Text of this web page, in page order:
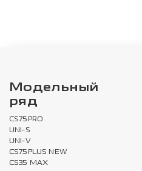
Модельный
ряд
CS75PRO
UNI-S
UNI-V
CS75PLUS NEW
CS35 MAX